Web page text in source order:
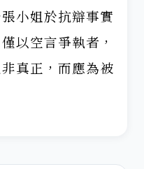
小姐於抗辯事實
以空言爭執者，
真正，而應為被